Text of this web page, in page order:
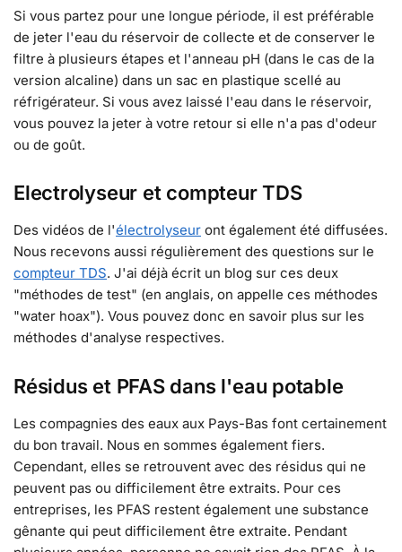
Si vous partez pour une longue période, il est préférable
de jeter l'eau du réservoir de collecte et de conserver le
filtre à plusieurs étapes et l'anneau pH (dans le cas de la
version alcaline) dans un sac en plastique scellé au
réfrigérateur. Si vous avez laissé l'eau dans le réservoir,
vous pouvez la jeter à votre retour si elle n'a pas d'odeur
ou de goût.
Electrolyseur et compteur TDS
Des vidéos de l'électrolyseur ont également été diffusées.
Nous recevons aussi régulièrement des questions sur le
compteur TDS. J'ai déjà écrit un blog sur ces deux
"méthodes de test" (en anglais, on appelle ces méthodes
"water hoax"). Vous pouvez donc en savoir plus sur les
méthodes d'analyse respectives.
Résidus et PFAS dans l'eau potable
Les compagnies des eaux aux Pays-Bas font certainement
du bon travail. Nous en sommes également fiers.
Cependant, elles se retrouvent avec des résidus qui ne
peuvent pas ou difficilement être extraits. Pour ces
entreprises, les PFAS restent également une substance
gênante qui peut difficilement être extraite. Pendant